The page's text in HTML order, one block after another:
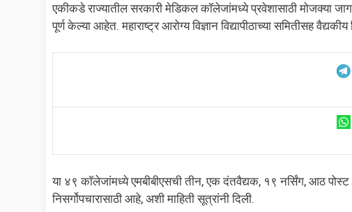
एकीकडे राज्यातील सरकारी मेडिकल कॉलेजांमध्ये प्रवेशासाठी मोजक्या
पूर्ण केल्या आहेत. महाराष्ट्र आरोग्य विज्ञान विद्यापीठाच्या समितीसह
या ४९ कॉलेजांमध्ये एमबीबीएसची तीन, एक दंतवैद्यक, १९ नर्सिंग, आठ
निसर्गोपचारासाठी आहे, अशी माहिती सूत्रांनी दिली.